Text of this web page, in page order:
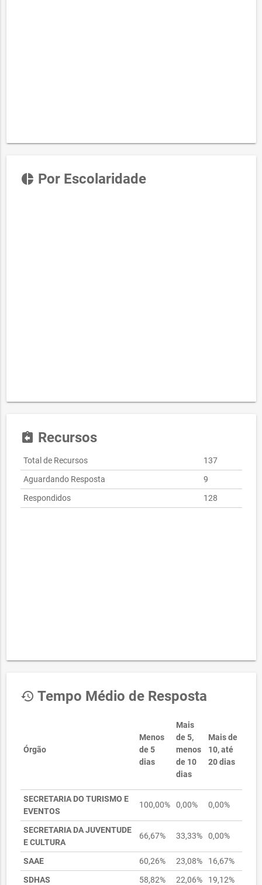
pie_chart Por Escolaridade
assignment_return Recursos
Total de Recursos
137
Aguardando Resposta
9
Respondidos
128
history Tempo Médio de Resposta
Órgão
Menos
de 5
dias
Mais
de 5,
menos
de 10
dias
Mais de
10, até
20 dias
SECRETARIA DO TURISMO E
EVENTOS
100,00% 0,00% 0,00%
SECRETARIA DA JUVENTUDE
E CULTURA
66,67% 33,33% 0,00%
SAAE 60,26% 23,08%
16,67%
SDHAS
58,82% 22,06%
19,12%